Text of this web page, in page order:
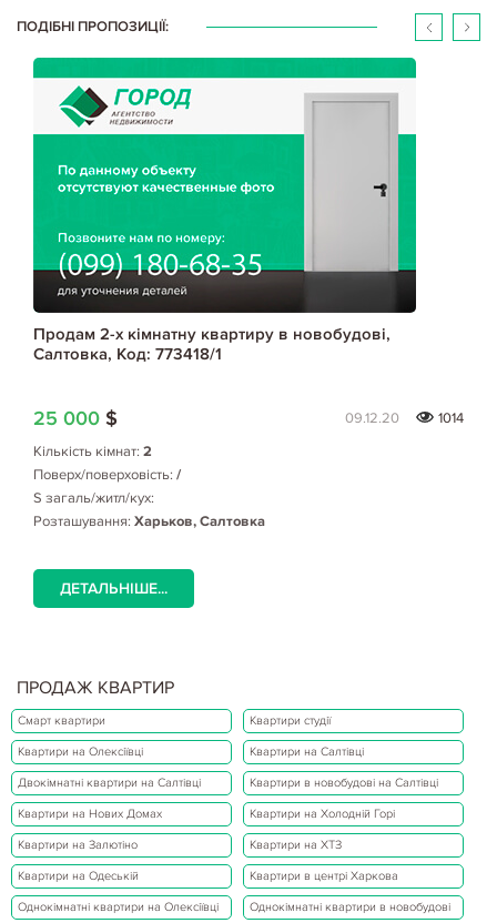
ПОДІБНІ ПРОПОЗИЦІЇ:
Продам 2-х кімнатну квартиру в новобудові,
Салтовка, Код: 773418/1
25 000 $ 09.12.20
1014
Кількість кімнат: 2
Поверх/поверховість: /
S загаль/житл/кух:
Розташування: Харьков, Салтовка
ДЕТАЛЬНІШЕ...
ПРОДАЖ КВАРТИР
Смарт квартири Квартири студії
Квартири на Олексіївці Квартири на Салтівці
Двокімнатні квартири на Салтівці Квартири в новобудові на Салтівці
Квартири на Нових Домах Квартири на Холодній Горі
Квартири на Залютіно Квартири на ХТЗ
Квартири на Одеській Квартири в центрі Харкова
Однокімнатні квартири на Олексіївці Однокімнатні квартири в новобудові